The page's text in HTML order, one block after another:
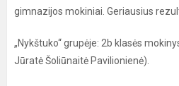
gimnazijos mokiniai. Geriausius
„Nykštuko“ grupėje: 2b klasės
Jūratė Šoliūnaitė Pavilionienė).